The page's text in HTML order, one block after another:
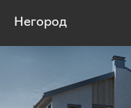
Негород